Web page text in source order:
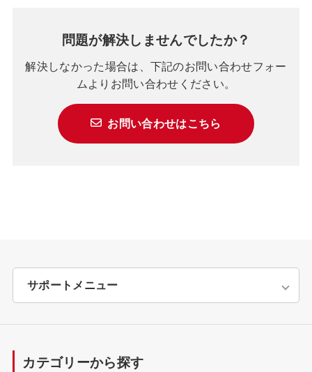
問題が解決しませんでしたか？
解決しなかった場合は、下記のお問い合わせフォー
ムよりお問い合わせください。
お問い合わせはこちら
サポートメニュー
トップページ
製品に関するお知らせ
カテゴリーから探す